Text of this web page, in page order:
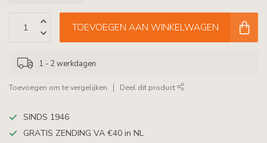
TOEVOEGEN AAN WINKELWAGEN
1 - 2 werkdagen
Toevoegen om te vergelijken Deel dit product
SINDS 1946
GRATIS ZENDING VA €40 in NL